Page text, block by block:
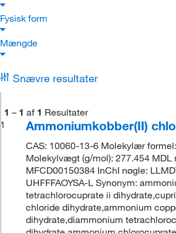
Fysisk form
Mængde
Snævre resultater
1 – 1 af 1 Resultater
1
Ammoniumkobber(II)
CAS: 10060-13-6 Molekylær
Molekylvægt (g/mol): 277.454 MDL
MFCD00150384 InChI nøgle:
UHFFFAOYSA-L Synonym:
tetrachlorocuprate ii
chloride dihydrate,ammonium
dihydrate,diammonium